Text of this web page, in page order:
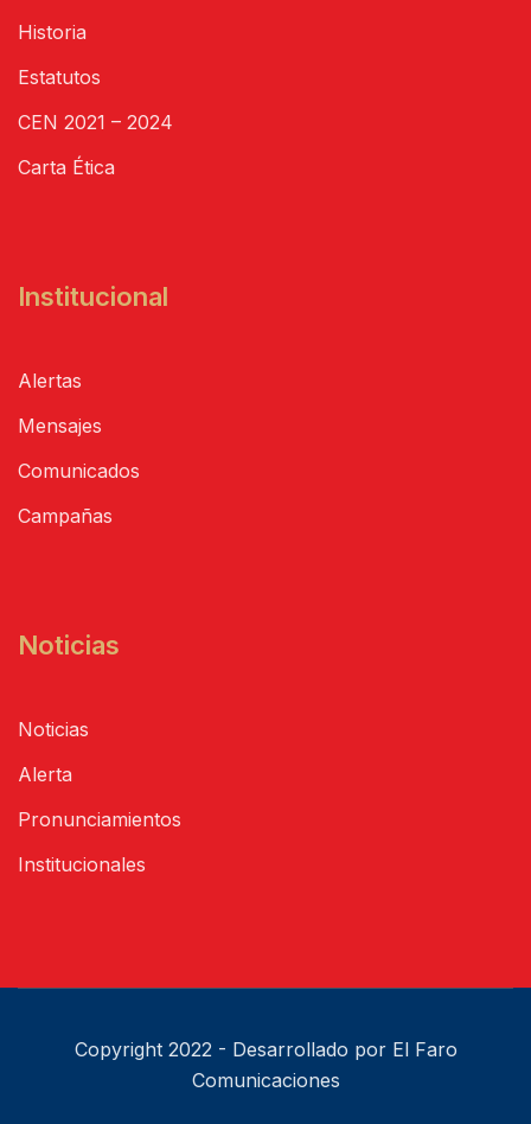
Historia
Estatutos
CEN 2021 – 2024
Carta Ética
Institucional
Alertas
Mensajes
Comunicados
Campañas
Noticias
Noticias
Alerta
Pronunciamientos
Institucionales
Copyright 2022 - Desarrollado por El Faro
Comunicaciones